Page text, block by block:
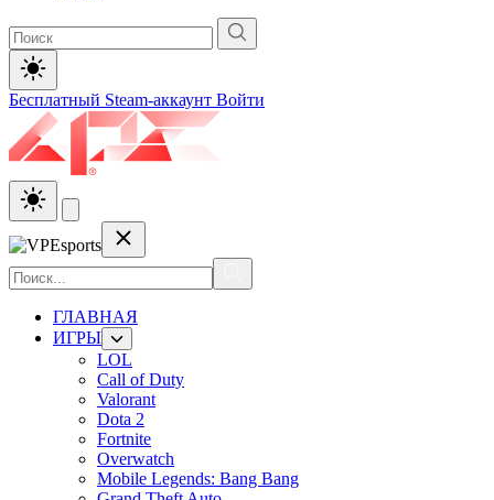
Бесплатный Steam-аккаунт Войти
ГЛАВНАЯ
ИГРЫ
LOL
Call of Duty
Valorant
Dota 2
Fortnite
Overwatch
Mobile Legends: Bang Bang